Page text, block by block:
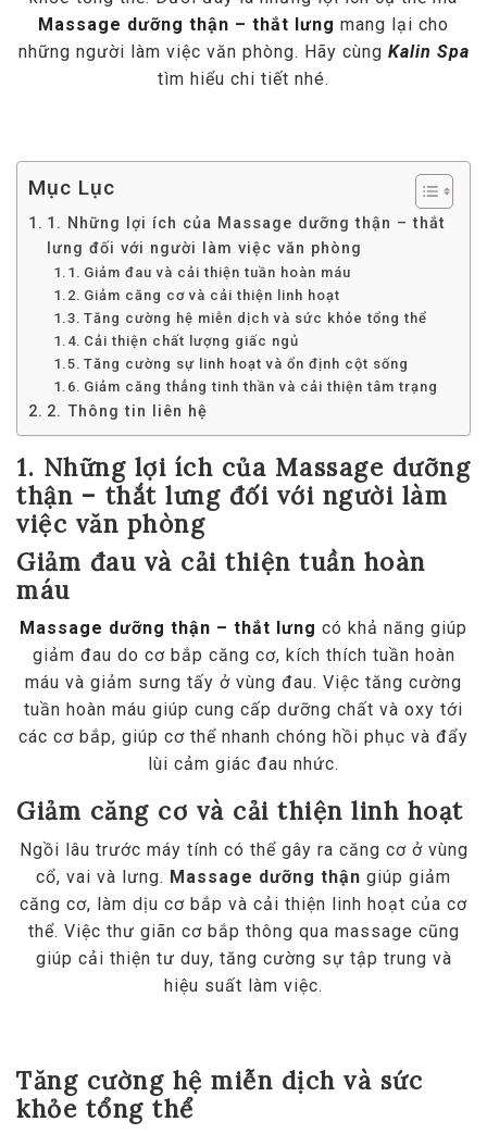
Massage dưỡng thận – thắt lưng mang lại cho
những người làm việc văn phòng. Hãy cùng Kalin Spa
tìm hiểu chi tiết nhé.
Mục Lục
1. Những lợi ích của Massage dưỡng thận – thắt
lưng đối với người làm việc văn phòng
Giảm đau và cải thiện tuần hoàn máu
Giảm căng cơ và cải thiện linh hoạt
Tăng cường hệ miễn dịch và sức khỏe tổng thể
Cải thiện chất lượng giấc ngủ
Tăng cường sự linh hoạt và ổn định cột sống
Giảm căng thẳng tinh thần và cải thiện tâm trạng
2. Thông tin liên hệ
1. Những lợi ích của Massage dưỡng
thận – thắt lưng đối với người làm
việc văn phòng
Giảm đau và cải thiện tuần hoàn
máu
Massage dưỡng thận – thắt lưng có khả năng giúp
giảm đau do cơ bắp căng cơ, kích thích tuần hoàn
máu và giảm sưng tấy ở vùng đau. Việc tăng cường
tuần hoàn máu giúp cung cấp dưỡng chất và oxy tới
các cơ bắp, giúp cơ thể nhanh chóng hồi phục và đẩy
lùi cảm giác đau nhức.
Giảm căng cơ và cải thiện linh hoạt
Ngồi lâu trước máy tính có thể gây ra căng cơ ở vùng
cổ, vai và lưng. Massage dưỡng thận giúp giảm
căng cơ, làm dịu cơ bắp và cải thiện linh hoạt của cơ
thể. Việc thư giãn cơ bắp thông qua massage cũng
giúp cải thiện tư duy, tăng cường sự tập trung và
hiệu suất làm việc.
Tăng cường hệ miễn dịch và sức
khỏe tổng thể